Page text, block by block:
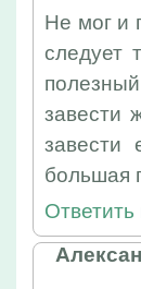
Не мог и
следует
завести
завести
большая